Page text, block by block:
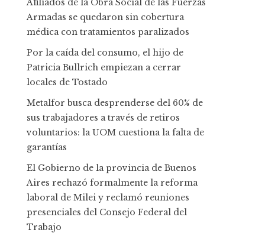
Afiliados de la Obra Social de las Fuerzas
Armadas se quedaron sin cobertura
médica con tratamientos paralizados
Por la caída del consumo, el hijo de
Patricia Bullrich empiezan a cerrar
locales de Tostado
Metalfor busca desprenderse del 60% de
sus trabajadores a través de retiros
voluntarios: la UOM cuestiona la falta de
garantías
El Gobierno de la provincia de Buenos
Aires rechazó formalmente la reforma
laboral de Milei y reclamó reuniones
presenciales del Consejo Federal del
Trabajo